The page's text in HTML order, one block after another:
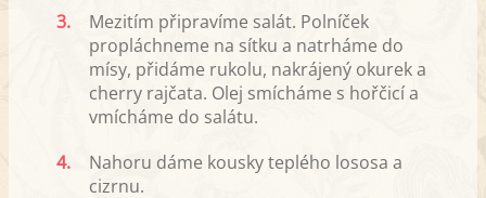
3.
Mezitím připravíme salát. Polníček
propláchneme na sítku a natrháme do
mísy, přidáme rukolu, nakrájený okurek a
cherry rajčata. Olej smícháme s hořčicí a
vmícháme do salátu.
4.
Nahoru dáme kousky teplého lososa a
cizrnu.